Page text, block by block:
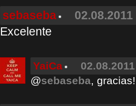
sebaseba
Excelente
YaiCa
@sebaseba,